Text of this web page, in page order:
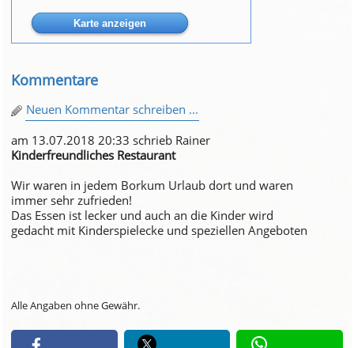
Kommentare
Neuen Kommentar schreiben ...
am 13.07.2018 20:33 schrieb Rainer
Kinderfreundliches Restaurant
Wir waren in jedem Borkum Urlaub dort und waren
immer sehr zufrieden!
Das Essen ist lecker und auch an die Kinder wird
gedacht mit Kinderspielecke und speziellen Angeboten
Alle Angaben ohne Gewähr.